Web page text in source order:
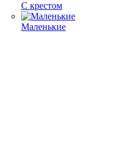
С крестом
Маленькие